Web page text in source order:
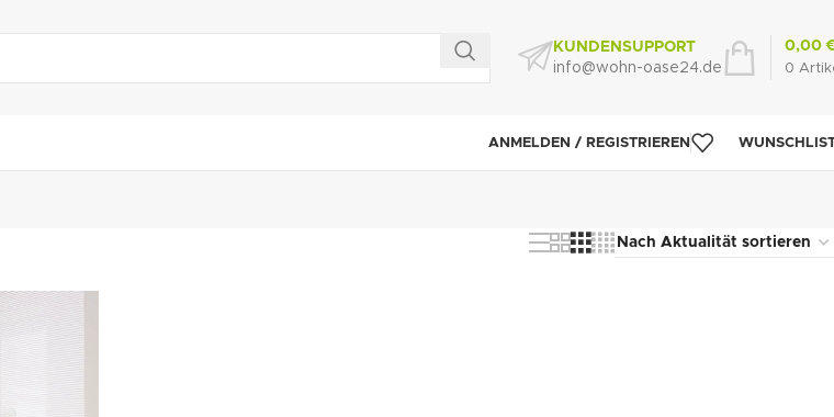
KUNDENSUPPORT
info@wohn-oase24.de
0
0,00
ANMELDEN / REGISTRIEREN